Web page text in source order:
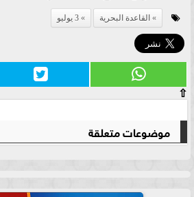
القاعدة البحرية 3 يوليو
⇧
موضوعات متعلقة